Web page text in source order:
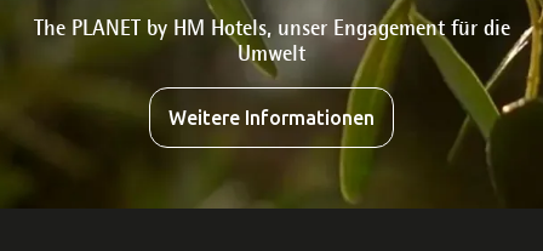
The PLANET by HM Hotels, unser Engagement für die
Umwelt
Weitere Informationen